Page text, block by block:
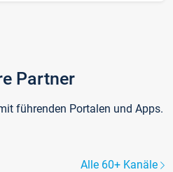
Partner
führenden Portalen und Apps.
Alle 60+ Kanäle